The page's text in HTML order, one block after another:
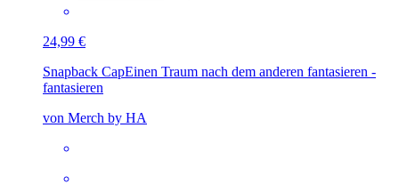
24,99 €
Snapback CapEinen Traum nach dem anderen fantasieren -
fantasieren
von Merch by HA